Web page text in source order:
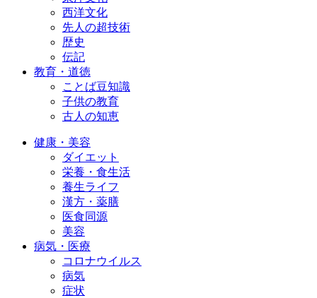
西洋文化
先人の超技術
歴史
伝記
教育・道徳
ことば豆知識
子供の教育
古人の知恵
健康・美容
ダイエット
栄養・食生活
養生ライフ
漢方・薬膳
医食同源
美容
病気・医療
コロナウイルス
病気
症状